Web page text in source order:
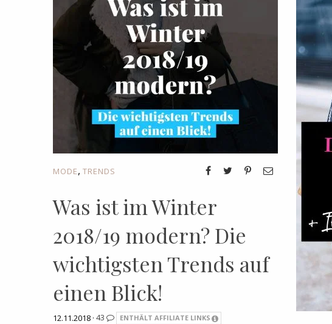
MODE, TRENDS
Was ist im Winter
2018/19 modern? Die
wichtigsten Trends auf
einen Blick!
12.11.2018 · 43
ENTHÄLT AFFILIATE LINKS